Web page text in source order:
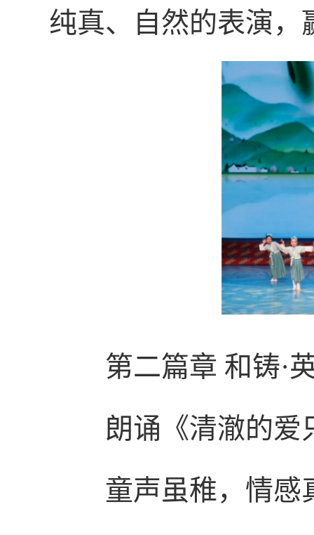
纯真、自然的表演，
第二篇章 和铸·
朗诵《清澈的爱
童声虽稚，情感